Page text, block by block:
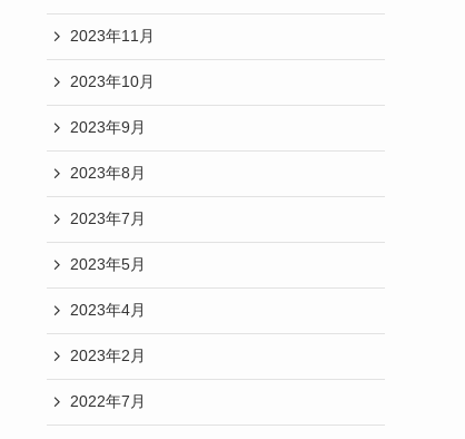
2023年11月
2023年10月
2023年9月
2023年8月
2023年7月
2023年5月
2023年4月
2023年2月
2022年7月